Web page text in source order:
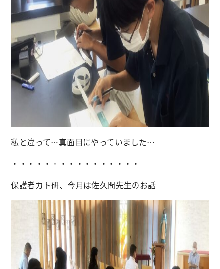
私と違って…真面目にやっていました…
・・・・・・・・・・・・・・・・
保護者カト研、今月は佐久間先生のお話